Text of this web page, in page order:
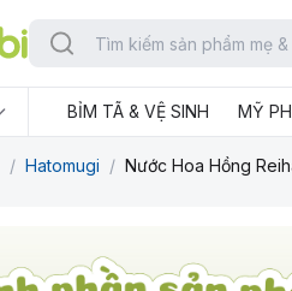
BỈM TÃ & VỆ SINH MỸ
/ Hatomugi / Nước Hoa Hồng